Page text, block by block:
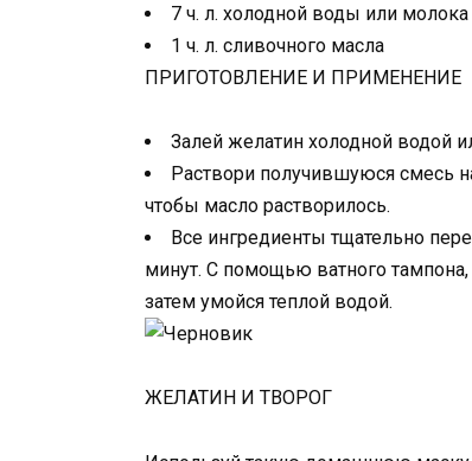
7 ч. л. холодной воды или молока
1 ч. л. сливочного масла
ПРИГОТОВЛЕНИЕ И ПРИМЕНЕНИЕ
Залей желатин холодной водой
Раствори получившуюся смесь
чтобы масло растворилось.
Все ингредиенты тщательно
минут. С помощью ватного
затем умойся теплой водой.
ЖЕЛАТИН И ТВОРОГ